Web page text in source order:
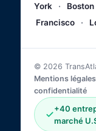
York
· Boston
Francisco
·
© 2026
Mentions légales
confidentialité
+40
marché